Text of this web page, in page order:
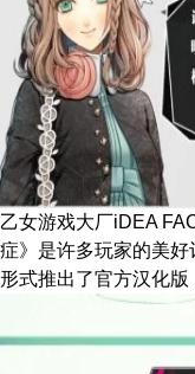
乙女游戏大厂iDEA
症》是许多玩家的美
形式推出了官方汉化版